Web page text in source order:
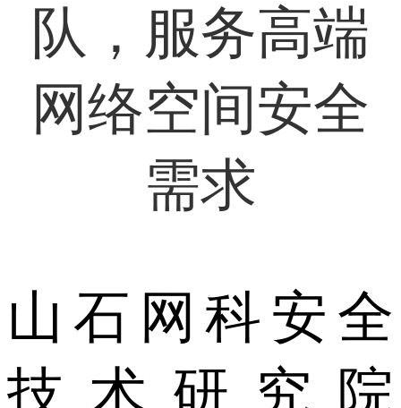
队，服务高端
网络空间安全
需求
山石网科安全
技术研究院